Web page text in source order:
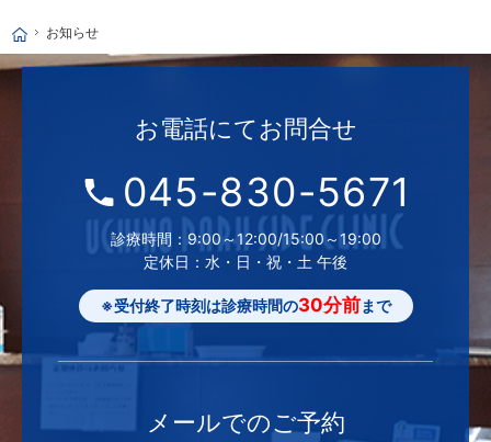
ホーム
お知らせ
お電話にてお問合せ
045-830-5671
診療時間：9:00～12:00/15:00～19:00
定休日：水・日・祝・土 午後
※受付終了時刻は診療時間の30分前まで
メールでのご予約